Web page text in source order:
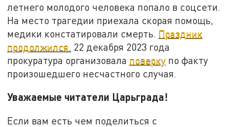
летнего молодого человека попало в соцсети.
На место трагедии приехала скорая помощь,
медики констатировали смерть. Праздник
продолжился. 22 декабря 2023 года
прокуратура организовала поверку по факту
произошедшего несчастного случая.
Уважаемые читатели Царьграда!
Если вам есть чем поделиться с